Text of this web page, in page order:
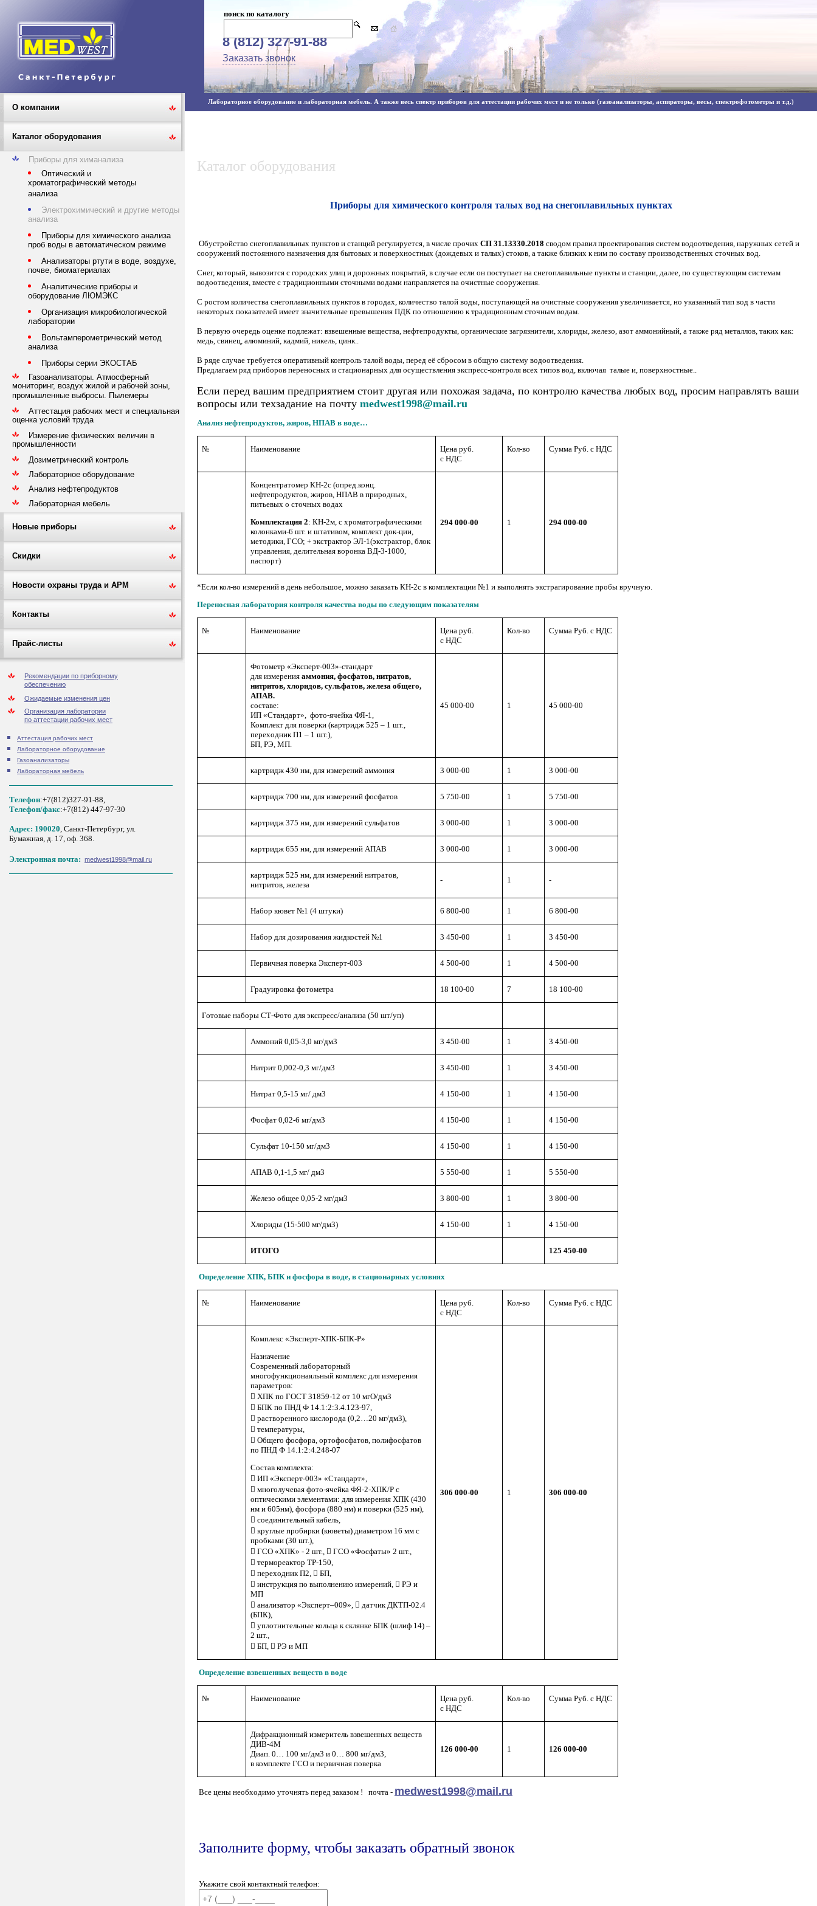
поиск по каталогу
8 (812) 327-91-88
Заказать звонок
О компании
Каталог оборудования
Приборы для химанализа
Оптический и
хроматографический методы
анализа
Электрохимический и другие методы
анализа
Приборы для химического анализа
проб воды в автоматическом режиме
Анализаторы ртути в воде, воздухе,
почве, биоматериалах
Аналитические приборы и
оборудование ЛЮМЭКС
Организация микробиологической
лаборатории
Вольтамперометрический метод
анализа
Приборы серии ЭКОСТАБ
Газоанализаторы. Атмосферный
мониторинг, воздух жилой и рабочей зоны,
промышленные выбросы. Пылемеры
Аттестация рабочих мест и специальная
оценка условий труда
Измерение физических величин в
промышленности
Дозиметрический контроль
Лабораторное оборудование
Анализ нефтепродуктов
Лабораторная мебель
Новые приборы
Скидки
Новости охраны труда и АРМ
Контакты
Прайс-листы
Рекомендации по приборному
обеспечению
Ожидаемые изменения цен
Организация лаборатории
по аттестации рабочих мест
Аттестация рабочих мест
Лабораторное оборудование
Газоанализаторы
Лабораторная мебель
Телефон:+7(812)327-91-88,
Tелефон/факс:+7(812) 447-97-30
Адрес: 190020, Санкт-Петербург, ул.
Бумажная, д. 17, оф. 368.
Электронная почта: medwest1998@mail.ru
Лабораторное оборудование и лабораторная мебель. А также весь спектр приборов для аттестации рабочих мест и не только (газоанализаторы, аспираторы, весы, спектрофотометры и т.д.)
Каталог оборудования
Приборы для химического контроля талых вод на снегоплавильных пунктах
Обустройство снегоплавильных пунктов и станций регулируется, в числе прочих СП 31.13330.2018 сводом правил проектирования систем водоотведения, наружных сетей и
сооружений постоянного назначения для бытовых и поверхностных (дождевых и талых) стоков, а также близких к ним по составу производственных сточных вод.
Снег, который, вывозится с городских улиц и дорожных покрытий, в случае если он поступает на снегоплавильные пункты и станции, далее, по существующим системам
водоотведения, вместе с традиционными сточными водами направляется на очистные сооружения.
С ростом количества снегоплавильных пунктов в городах, количество талой воды, поступающей на очистные сооружения увеличивается, но указанный тип вод в части
некоторых показателей имеет значительные превышения ПДК по отношению к традиционным сточным водам.
В первую очередь оценке подлежат: взвешенные вещества, нефтепродукты, органические загрязнители, хлориды, железо, азот аммонийный, а также ряд металлов, таких как:
медь, свинец, алюминий, кадмий, никель, цинк..
В ряде случае требуется оперативный контроль талой воды, перед её сбросом в общую систему водоотведения.
Предлагаем ряд приборов переносных и стационарных для осуществления экспресс-контроля всех типов вод, включая талые и, поверхностные..
Если перед вашим предприятием стоит другая или похожая задача, по контролю качества любых вод, просим направлять ваши
вопросы или техзадание на почту medwest1998@mail.ru
Анализ нефтепродуктов, жиров, НПАВ в воде…
№ Наименование
Цена руб.
с НДС
Кол-во Сумма Руб. с НДС
Концентратомер КН-2с (опред.конц.
нефтепродуктов, жиров, НПАВ в природных,
питьевых о сточных водах
Комплектация 2: КН-2м, с хроматографическими
колонками-6 шт. и штативом, комплект док-ции,
методики, ГСО; + экстрактор ЭЛ-1(экстрактор, блок
управления, делительная воронка ВД-3-1000,
паспорт)
294 000-00 1 294 000-00
*Если кол-во измерений в день небольшое, можно заказать КН-2с в комплектации №1 и выполнять экстрагирование пробы вручную.
Переносная лаборатория контроля качества воды по следующим показателям
№ Наименование
Цена руб.
с НДС
Кол-во Сумма Руб. с НДС
Фотометр «Эксперт-003»-стандарт
для измеренияаммония, фосфатов, нитратов,
нитритов, хлоридов, сульфатов, железа общего,
АПАВ.
составе:
ИП «Стандарт», фото-ячейка ФЯ-1,
Комплект для поверки (картридж 525 – 1 шт.,
переходник П1 – 1 шт.),
БП, РЭ, МП.
45 000-00 1 45 000-00
картридж 430 нм, для измерений аммония 3 000-00 1 3 000-00
картридж 700 нм, для измерений фосфатов 5 750-00 1 5 750-00
картридж 375 нм, для измерений сульфатов 3 000-00 1 3 000-00
картридж 655 нм, для измерений АПАВ 3 000-00 1 3 000-00
картридж 525 нм, для измерений нитратов,
нитритов, железа
- 1 -
Набор кювет №1 (4 штуки) 6 800-00 1 6 800-00
Набор для дозирования жидкостей №1 3 450-00 1 3 450-00
Первичная поверка Эксперт-003 4 500-00 1 4 500-00
Градуировка фотометра 18 100-00 7 18 100-00
Готовые наборы СТ-Фото для экспресс/анализа (50 шт/уп)
Аммоний 0,05-3,0 мг/дм3 3 450-00 1 3 450-00
Нитрит 0,002-0,3 мг/дм3 3 450-00 1 3 450-00
Нитрат 0,5-15 мг/ дм3 4 150-00 1 4 150-00
Фосфат 0,02-6 мг/дм3 4 150-00 1 4 150-00
Сульфат 10-150 мг/дм3 4 150-00 1 4 150-00
АПАВ 0,1-1,5 мг/ дм3 5 550-00 1 5 550-00
Железо общее 0,05-2 мг/дм3 3 800-00 1 3 800-00
Хлориды (15-500 мг/дм3) 4 150-00 1 4 150-00
ИТОГО 125 450-00
Определение ХПК, БПК и фосфора в воде, в стационарных условиях
№ Наименование
Цена руб.
с НДС
Кол-во Сумма Руб. с НДС
Комплекс «Эксперт-ХПК-БПК-Р»
Назначение
Современный лабораторный
многофункционаяльный комплекс для измерения
параметров:
 ХПК по ГОСТ 31859-12 от 10 мгО/дм3
 БПК по ПНД Ф 14.1:2:3.4.123-97,
 растворенного кислорода (0,2…20 мг/дм3),
 температуры,
 Общего фосфора, ортофосфатов, полифосфатов
по ПНД Ф 14.1:2:4.248-07
Состав комплекта:
 ИП «Эксперт-003» «Стандарт»,
 многолучевая фото-ячейка ФЯ-2-ХПК/Р с
оптическими элементами: для измерения ХПК (430
нм и 605нм), фосфора (880 нм) и поверки (525 нм),
 соединительный кабель,
 круглые пробирки (кюветы) диаметром 16 мм с
пробками (30 шт.),
 ГСО «ХПК» - 2 шт.,  ГСО «Фосфаты» 2 шт.,
 термореактор ТР-150,
 переходник П2,  БП,
 инструкция по выполнению измерений,  РЭ и
МП
 анализатор «Эксперт–009»,  датчик ДКТП-02.4
(БПК),
 уплотнительные кольца к склянке БПК (шлиф 14) –
2 шт.,
 БП,  РЭ и МП
306 000-00 1 306 000-00
Определение взвешенных веществ в воде
№ Наименование
Цена руб.
с НДС
Кол-во Сумма Руб. с НДС
Дифракционный измеритель взвешенных веществ
ДИВ-4М
Диап. 0… 100 мг/дм3 и 0… 800 мг/дм3,
в комплекте ГСО и первичная поверка
126 000-00 1 126 000-00
Все цены необходимо уточнять перед заказом ! почта - medwest1998@mail.ru
Заполните форму, чтобы заказать обратный звонок
Укажите свой контактный телефон: